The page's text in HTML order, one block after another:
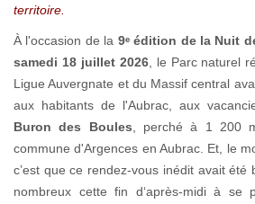
territoire.
À l'occasion de la 9ᵉ édition de la Nuit
samedi 18 juillet 2026, le Parc naturel
Ligue Auvergnate et du Massif central
aux habitants de l'Aubrac, aux
Buron des Boules , perché à 1 200
commune d'Argences en Aubrac. Et, le
c’est que ce rendez-vous inédit avait été
nombreux cette fin d‘après-midi à se